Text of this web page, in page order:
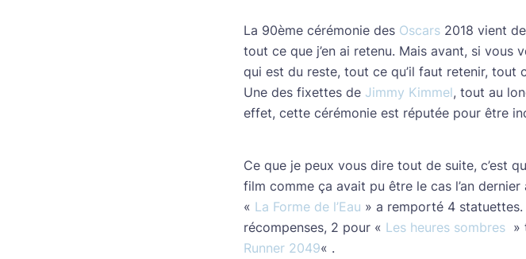
La 90ème cérémonie des Oscars 2018 vient
tout ce que j’en ai retenu. Mais avant, si vous
qui est du reste, tout ce qu’il faut retenir, tout
Une des fixettes de Jimmy Kimmel, tout au
effet, cette cérémonie est réputée pour être
Ce que je peux vous dire tout de suite, c’est
film comme ça avait pu être le cas l’an dernier
« La Forme de l’Eau » a remporté 4 statuettes.
récompenses, 2 pour « Les heures sombres »
Runner 2049« .